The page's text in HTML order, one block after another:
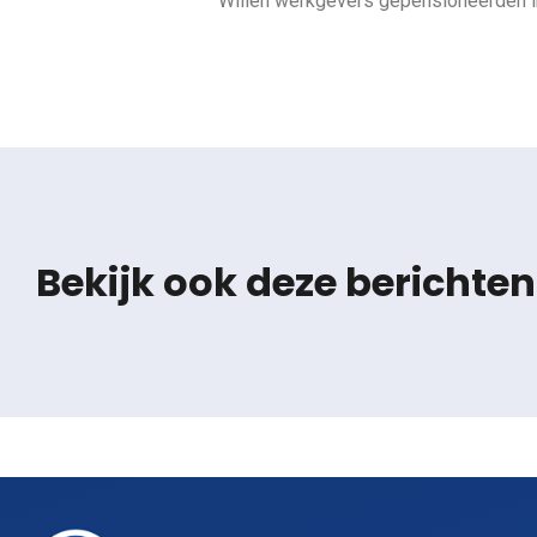
Bekijk ook deze berichten